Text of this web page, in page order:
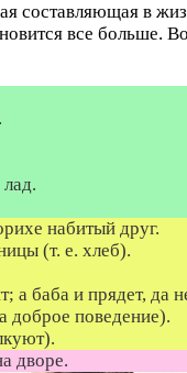
составляющая в
все
набитый друг.
(т. е. хлеб).
баба и прядет, да
доброе поведение).
дворе.